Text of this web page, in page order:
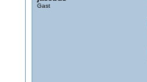
Gast